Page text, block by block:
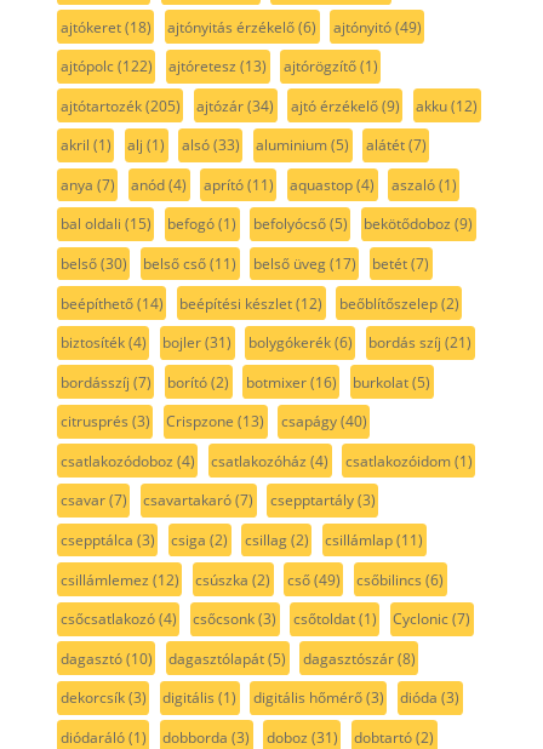
ajtókeret(18) ajtónyitás érzékelő(6) ajtónyitó(49)
ajtópolc(122) ajtóretesz (13) ajtórögzítő(1)
ajtótartozék(205) ajtózár(34) ajtó érzékelő(9) akku(12)
akril (1) alj (1) alsó(33) aluminium(5) alátét(7)
anya (7) anód(4) aprító(11) aquastop(4) aszaló(1)
bal oldali (15) befogó(1) befolyócső(5) bekötődoboz (9)
belső(30) belső cső(11) belső üveg(17) betét(7)
beépíthető(14) beépítési készlet(12) beőblítőszelep(2)
biztosíték(4) bojler(31) bolygókerék(6) bordás szíj (21)
bordásszíj (7) borító(2) botmixer(16) burkolat(5)
citrusprés (3) Crispzone (13) csapágy(40)
csatlakozódoboz (4) csatlakozóház (4) csatlakozóidom(1)
csavar(7) csavartakaró(7) csepptartály(3)
csepptálca (3) csiga (2) csillag(2) csillámlap(11)
csillámlemez (12) csúszka (2) cső(49) csőbilincs (6)
csőcsatlakozó(4) csőcsonk(3) csőtoldat(1) Cyclonic(7)
dagasztó(10) dagasztólapát(5) dagasztószár(8)
dekorcsík(3) digitális (1) digitális hőmérő(3) dióda (3)
diódaráló(1) dobborda (3) doboz (31) dobtartó(2)